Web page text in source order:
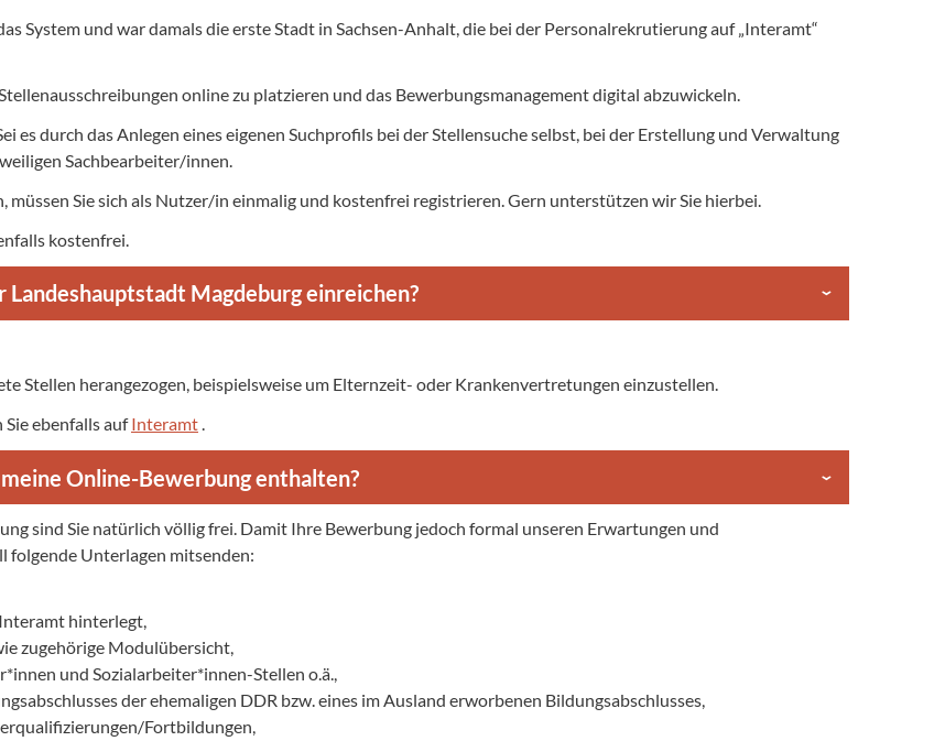
System und war damals die erste Stadt in Sachsen-Anhalt, die bei der Personalrekrutierung auf „Interamt“
online zu platzieren und das Bewerbungsmanagement digital abzuwickeln.
es durch das Anlegen eines eigenen Suchprofils bei der Stellensuche selbst, bei der Erstellung und Verwaltung
Sachbearbeiter/innen.
müssen Sie sich als Nutzer/in einmalig und kostenfrei registrieren. Gern unterstützen wir Sie hierbei.
kostenfrei.
Magdeburg einreichen?
Stellen herangezogen, beispielsweise um Elternzeit- oder Krankenvertretungen einzustellen.
ebenfalls aufInteramt.
Online-Bewerbung enthalten?
sind Sie natürlich völlig frei. Damit Ihre Bewerbung jedoch formal unseren Erwartungen und
folgende Unterlagen mitsenden:
hinterlegt,
zugehörige Modulübersicht,
und Sozialarbeiter*innen-Stellen o.ä.,
der ehemaligen DDR bzw. eines im Ausland erworbenen Bildungsabschlusses,
Fortbildungen,